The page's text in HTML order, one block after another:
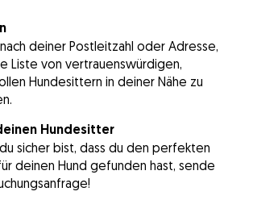
deiner Postleitzahl oder Adresse,
Liste von vertrauenswürdigen,
Hundesittern in deiner Nähe zu
Hundesitter
sicher bist, dass du den perfekten
deinen Hund gefunden hast, sende